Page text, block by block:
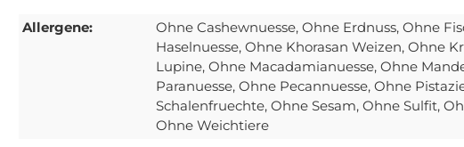
Allergene: Ohne Cashewnuesse, Ohne Erdnuss, Ohne
Haselnuesse, Ohne Khorasan Weizen, Ohne
Lupine, Ohne Macadamianuesse, Ohne
Paranuesse, Ohne Pecannuesse, Ohne
Schalenfruechte, Ohne Sesam, Ohne Sulfit,
Ohne Weichtiere